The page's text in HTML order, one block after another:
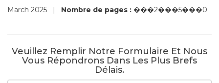
March 2025 | Nombre de pages : ���2���5���0
Veuillez Remplir Notre Formulaire Et Nous
Vous Répondrons Dans Les Plus Brefs
Délais.